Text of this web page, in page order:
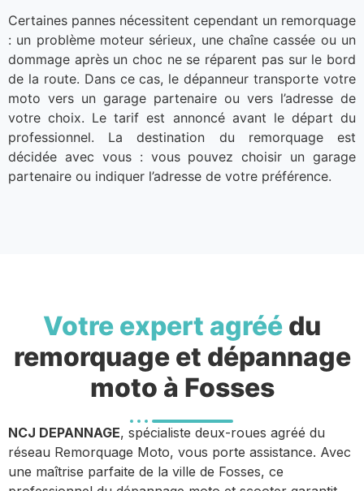
Certaines pannes nécessitent cependant un remorquage
: un problème moteur sérieux, une chaîne cassée ou un
dommage après un choc ne se réparent pas sur le bord
de la route. Dans ce cas, le dépanneur transporte votre
moto vers un garage partenaire ou vers l’adresse de
votre choix. Le tarif est annoncé avant le départ du
professionnel. La destination du remorquage est
décidée avec vous : vous pouvez choisir un garage
partenaire ou indiquer l’adresse de votre préférence.
Votre expert agréé du
remorquage et dépannage
moto à Fosses
NCJ DEPANNAGE, spécialiste deux-roues agréé du
réseau Remorquage Moto, vous porte assistance. Avec
une maîtrise parfaite de la ville de Fosses, ce